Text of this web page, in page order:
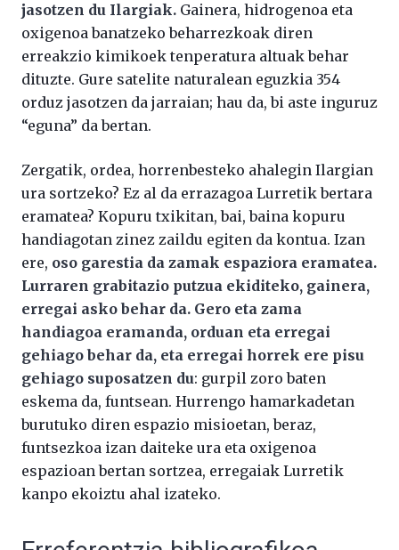
jasotzen du Ilargiak. Gainera, hidrogenoa eta
oxigenoa banatzeko beharrezkoak diren
erreakzio kimikoek tenperatura altuak behar
dituzte. Gure satelite naturalean eguzkia 354
orduz jasotzen da jarraian; hau da, bi aste inguruz
“eguna” da bertan.
Zergatik, ordea, horrenbesteko ahalegin Ilargian
ura sortzeko? Ez al da errazagoa Lurretik bertara
eramatea? Kopuru txikitan, bai, baina kopuru
handiagotan zinez zaildu egiten da kontua. Izan
ere, oso garestia da zamak espaziora eramatea.
Lurraren grabitazio putzua ekiditeko, gainera,
erregai asko behar da. Gero eta zama
handiagoa eramanda, orduan eta erregai
gehiago behar da, eta erregai horrek ere pisu
gehiago suposatzen du: gurpil zoro baten
eskema da, funtsean. Hurrengo hamarkadetan
burutuko diren espazio misioetan, beraz,
funtsezkoa izan daiteke ura eta oxigenoa
espazioan bertan sortzea, erregaiak Lurretik
kanpo ekoiztu ahal izateko.